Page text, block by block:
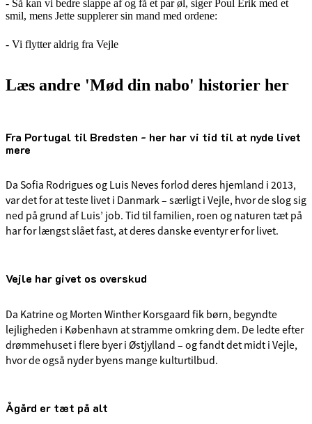
- Så kan vi bedre slappe af og få et par øl, siger Poul Erik med et
smil, mens Jette supplerer sin mand med ordene:
- Vi flytter aldrig fra Vejle
Læs andre 'Mød din nabo' historier her
Fra Portugal til Bredsten - her har vi tid til at nyde livet
mere
Da Sofia Rodrigues og Luis Neves forlod deres hjemland i 2013,
var det for at teste livet i Danmark – særligt i Vejle, hvor de slog sig
ned på grund af Luis’ job. Tid til familien, roen og naturen tæt på
har for længst slået fast, at deres danske eventyr er for livet.
Vejle har givet os overskud
Da Katrine og Morten Winther Korsgaard fik børn, begyndte
lejligheden i København at stramme omkring dem. De ledte efter
drømmehuset i flere byer i Østjylland – og fandt det midt i Vejle,
hvor de også nyder byens mange kulturtilbud.
Ågård er tæt på alt